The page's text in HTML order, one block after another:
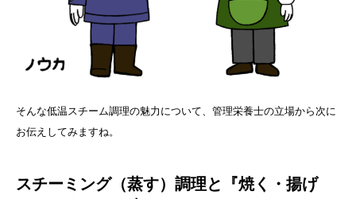
そんな低温スチーム調理の魅力について、管理栄養士の立場から次に
お伝えしてみますね。
スチーミング（蒸す）調理と『焼く・揚げ